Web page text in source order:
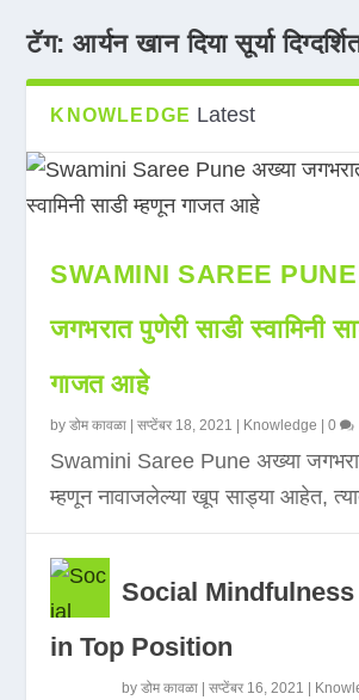
टॅग:आर्यन खान दिया सूर्या
KNOWLEDGE Latest
SWAMINI SAREE PUNE
जगभरात पुणेरी साडी स्वामिनी
गाजत आहे
byडोम कावळा |सप्टेंबर 18, 2021 Knowledge |0
Swamini Saree Pune अख्या
म्हणून नावाजलेल्या खूप साड्या आहेत,
Social
in Top Position
byडोम कावळा |सप्टेंबर 16, 2021